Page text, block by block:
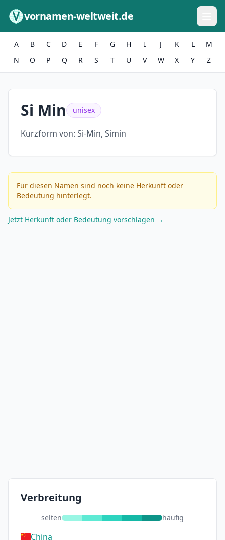
vornamen-weltweit.de
A B C D E F G H I J K L
M
N
O P Q R S T U V W X Y Z
Si Min unisex
Kurzform von: Si-Min, Simin
Für diesen Namen sind noch keine Herkunft oder
Bedeutung hinterlegt.
Jetzt Herkunft oder Bedeutung vorschlagen →
Verbreitung
selten häufig
China